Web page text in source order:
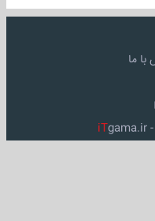
با ما
iTgama.ir